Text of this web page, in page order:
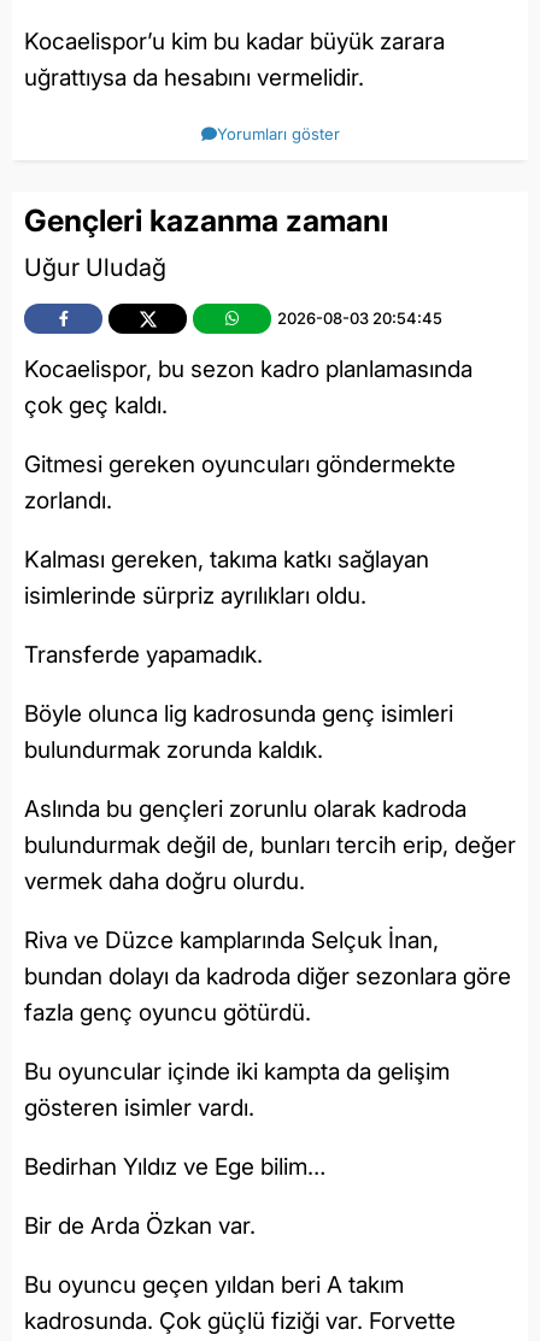
Kocaelispor’u kim bu kadar büyük zarara
uğrattıysa da hesabını vermelidir.
Yorumları göster
Gençleri kazanma zamanı
Uğur Uludağ
2026-08-03 20:54:45
Kocaelispor, bu sezon kadro planlamasında
çok geç kaldı.
Gitmesi gereken oyuncuları göndermekte
zorlandı.
Kalması gereken, takıma katkı sağlayan
isimlerinde sürpriz ayrılıkları oldu.
Transferde yapamadık.
Böyle olunca lig kadrosunda genç isimleri
bulundurmak zorunda kaldık.
Aslında bu gençleri zorunlu olarak kadroda
bulundurmak değil de, bunları tercih erip, değer
vermek daha doğru olurdu.
Riva ve Düzce kamplarında Selçuk İnan,
bundan dolayı da kadroda diğer sezonlara göre
fazla genç oyuncu götürdü.
Bu oyuncular içinde iki kampta da gelişim
gösteren isimler vardı.
Bedirhan Yıldız ve Ege bilim…
Bir de Arda Özkan var.
Bu oyuncu geçen yıldan beri A takım
kadrosunda. Çok güçlü fiziği var. Forvette